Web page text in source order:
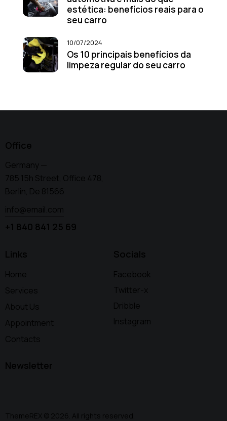
estética: benefícios reais para o
seu carro
10/07/2024
Os 10 principais benefícios da
limpeza regular do seu carro
Office
Germany —
785 15h Street, Office 478,
Berlin, De 81566
info@email.com
+1 840 841 25 69
Links
Home
Services
About Us
Appointment
Contacts
Socials
Facebook
Twitter-x
Dribble
Instagram
Newsletter
ThemeREX © 2026. All rights reserved.